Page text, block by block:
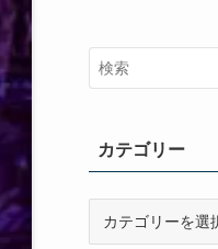
カテゴリー